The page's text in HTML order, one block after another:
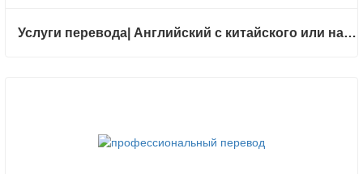
Услуги перевода| Английский с китайского или на китайский с отличным переводчиком